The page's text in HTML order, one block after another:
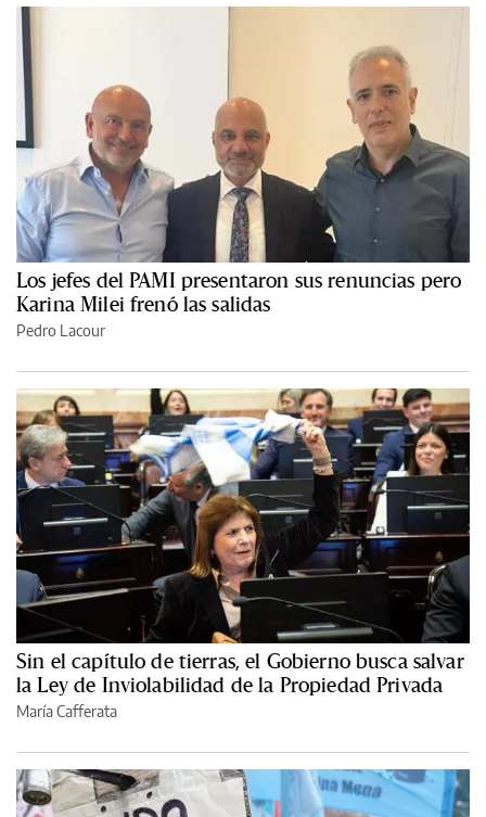
Los jefes del PAMI presentaron sus renuncias pero
Karina Milei frenó las salidas
Pedro Lacour
Sin el capítulo de tierras, el Gobierno busca salvar
la Ley de Inviolabilidad de la Propiedad Privada
María Cafferata